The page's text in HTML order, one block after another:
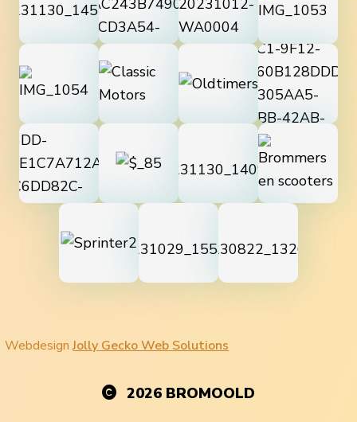
WebdesignJolly Gecko Web Solutions
2026 BROMOOLD